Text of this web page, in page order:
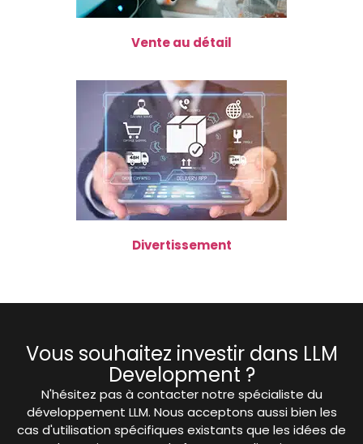
Vente au détail
Divertissement
Vous souhaitez investir dans LLM
Development ?
N'hésitez pas à contacter notre spécialiste du
développement LLM. Nous acceptons aussi bien les
cas d'utilisation spécifiques existants que les idées de